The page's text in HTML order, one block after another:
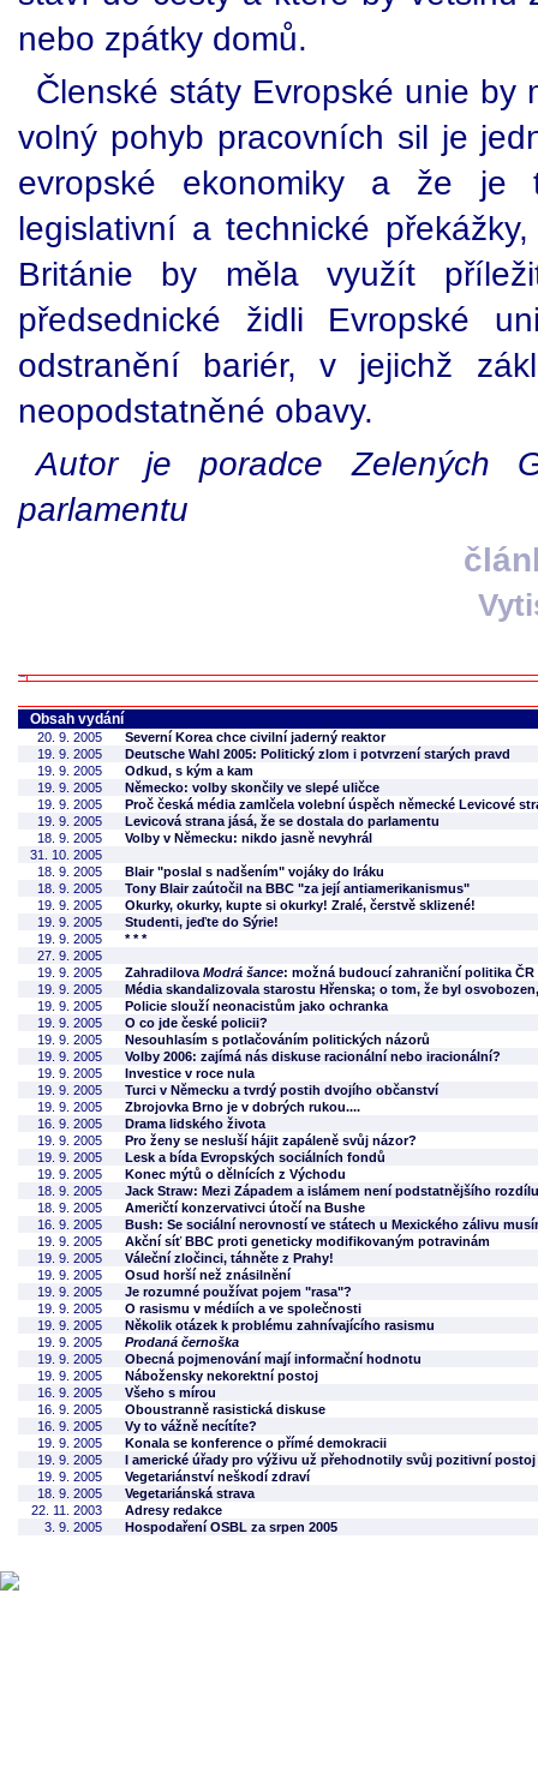
nebo zpátky domů.
Členské státy Evropské unie by
volný pohyb pracovních sil je
evropské ekonomiky a že je
legislativní a technické
Británie by měla využít
předsednické židli Evropské
odstranění bariér, v jejichž
neopodstatněné obavy.
Autor je poradce Zelených
parlamentu
Obsah vydání
20. 9. 2005
Severní Korea chce civilní jaderný reaktor
19. 9. 2005
Deutsche Wahl 2005: Politický zlom i potvrzení starých pravd
19. 9. 2005
Odkud, s kým a kam
19. 9. 2005
Německo: volby skončily ve slepé uličce
19. 9. 2005
Proč česká média zamlčela volební úspěch německé Levicové
19. 9. 2005
Levicová strana jásá, že se dostala do parlamentu
18. 9. 2005
Volby v Německu: nikdo jasně nevyhrál
31. 10. 2005
18. 9. 2005
Blair "poslal s nadšením" vojáky do Iráku
18. 9. 2005
Tony Blair zaútočil na BBC "za její antiamerikanismus"
19. 9. 2005
Okurky, okurky, kupte si okurky! Zralé, čerstvě sklizené!
19. 9. 2005
Studenti, jeďte do Sýrie!
19. 9. 2005
* * *
27. 9. 2005
19. 9. 2005
Zahradilova Modrá šance: možná budoucí zahraniční politika ČR
19. 9. 2005
Média skandalizovala starostu Hřenska; o tom, že byl
19. 9. 2005
Policie slouží neonacistům jako ochranka
19. 9. 2005
O co jde české policii?
19. 9. 2005
Nesouhlasím s potlačováním politických názorů
19. 9. 2005
Volby 2006: zajímá nás diskuse racionální nebo iracionální?
19. 9. 2005
Investice v roce nula
19. 9. 2005
Turci v Německu a tvrdý postih dvojího občanství
19. 9. 2005
Zbrojovka Brno je v dobrých rukou....
16. 9. 2005
Drama lidského života
19. 9. 2005
Pro ženy se nesluší hájit zapáleně svůj názor?
19. 9. 2005
Lesk a bída Evropských sociálních fondů
19. 9. 2005
Konec mýtů o dělnících z Východu
18. 9. 2005
Jack Straw: Mezi Západem a islámem není podstatnějšího rozdílu
18. 9. 2005
Američtí konzervativci útočí na Bushe
16. 9. 2005
Bush: Se sociální nerovností ve státech u Mexického zálivu
19. 9. 2005
Akční síť BBC proti geneticky modifikovaným potravinám
19. 9. 2005
Váleční zločinci, táhněte z Prahy!
19. 9. 2005
Osud horší než znásilnění
19. 9. 2005
Je rozumné používat pojem "rasa"?
19. 9. 2005
O rasismu v médiích a ve společnosti
19. 9. 2005
Několik otázek k problému zahnívajícího rasismu
19. 9. 2005
Prodaná černoška
19. 9. 2005
Obecná pojmenování mají informační hodnotu
19. 9. 2005
Nábožensky nekorektní postoj
16. 9. 2005
Všeho s mírou
16. 9. 2005
Oboustranně rasistická diskuse
16. 9. 2005
Vy to vážně necítíte?
19. 9. 2005
Konala se konference o přímé demokracii
19. 9. 2005
I americké úřady pro výživu už přehodnotily svůj pozitivní
19. 9. 2005
Vegetariánství neškodí zdraví
18. 9. 2005
Vegetariánská strava
22. 11. 2003
Adresy redakce
3. 9. 2005
Hospodaření OSBL za srpen 2005